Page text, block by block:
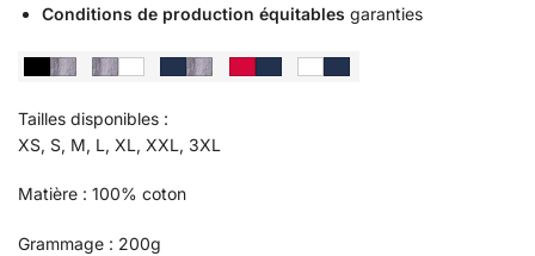
Conditions de production équitables garanties
Tailles disponibles :
XS, S, M, L, XL, XXL, 3XL
Matière : 100% coton
Grammage : 200g